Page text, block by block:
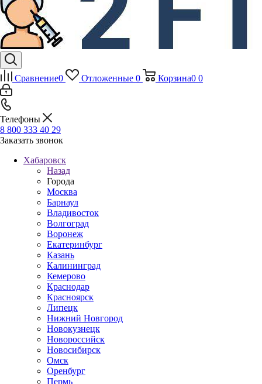
Сравнение0 Отложенные 0 Корзина0 0
Телефоны
8 800 333 40 29
Заказать звонок
Хабаровск
Назад
Города
Москва
Барнаул
Владивосток
Волгоград
Воронеж
Екатеринбург
Казань
Калининград
Кемерово
Краснодар
Красноярск
Липецк
Нижний Новгород
Новокузнецк
Новороссийск
Новосибирск
Омск
Оренбург
Пермь